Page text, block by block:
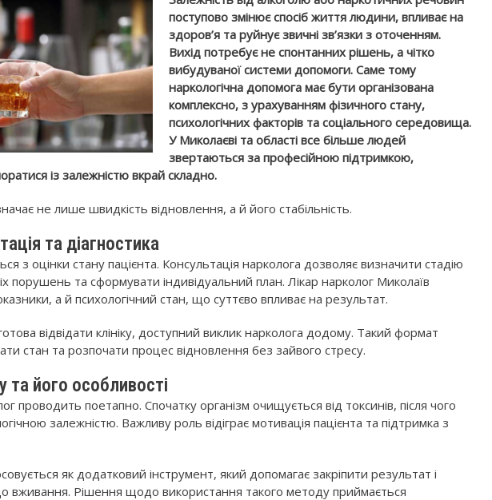
поступово змінює спосіб життя людини, впливає на
здоров’я та руйнує звичні зв’язки з оточенням.
Вихід потребує не спонтанних рішень, а чітко
вибудуваної системи допомоги. Саме тому
наркологічна допомога має бути організована
комплексно, з урахуванням фізичного стану,
психологічних факторів та соціального середовища.
У Миколаєві та області все більше людей
звертаються за професійною підтримкою,
із залежністю вкрай складно.
не лише швидкість відновлення, а й його стабільність.
та діагностика
з оцінки стану пацієнта. Консультація нарколога дозволяє визначити стадію
порушень та сформувати індивідуальний план. Лікар нарколог Миколаїв
а й психологічний стан, що суттєво впливає на результат.
відвідати клініку, доступний виклик нарколога додому. Такий формат
стан та розпочати процес відновлення без зайвого стресу.
та його особливості
проводить поетапно. Спочатку організм очищується від токсинів, після чого
залежністю. Важливу роль відіграє мотивація пацієнта та підтримка з
як додатковий інструмент, який допомагає закріпити результат і
вживання. Рішення щодо використання такого методу приймається